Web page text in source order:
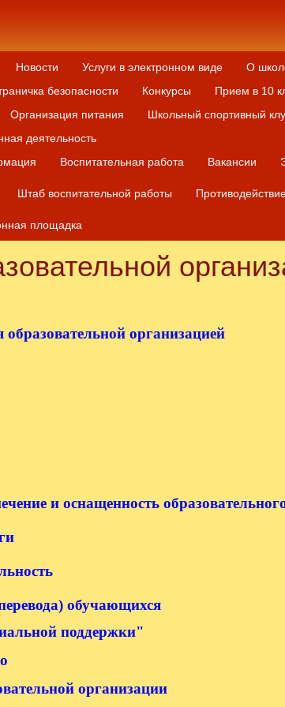
Новости Услуги в электронном виде О
безопасности Конкурсы Прием в 10
Организация питания Школьный спортивный
деятельность
Воспитательная работа Вакансии
Штаб воспитательной работы
площадка
образовательной организацией
и оснащенность
обучающихся
поддержки"
организации